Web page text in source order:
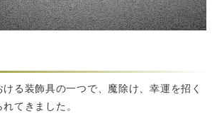
る装飾具の一つで、魔除け、幸運を招く
てきました。